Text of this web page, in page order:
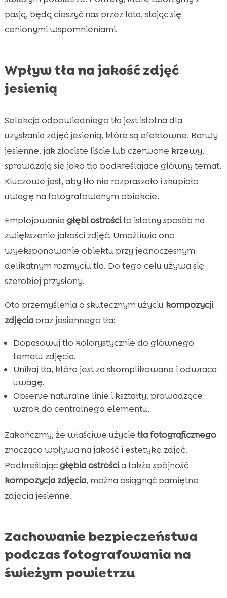
pasją, będą cieszyć nas przez lata, stając się
cenionymi wspomnieniami.
Wpływ tła na jakość zdjęć
jesienią
Selekcja odpowiedniego tła jest istotna dla
uzyskania zdjęć jesienią, które są efektowne. Barwy
jesienne, jak złociste liście lub czerwone krzewy,
sprawdzają się jako tło podkreślające główny temat.
Kluczowe jest, aby tło nie rozpraszało i skupiało
uwagę na fotografowanym obiekcie.
Emplojowanie głębi ostrościto istotny sposób na
zwiększenie jakości zdjęć. Umożliwia ono
wyeksponowanie obiektu przy jednoczesnym
delikatnym rozmyciu tła. Do tego celu używa się
szerokiej przysłony.
Oto przemyślenia o skutecznym użyciu kompozycji
zdjęciaoraz jesiennego tła:
Dopasowuj tło kolorystycznie do głównego
tematu zdjęcia.
Unikaj tła, które jest za skomplikowane i odwraca
uwagę.
Observe naturalne linie i kształty, prowadzące
wzrok do centralnego elementu.
Zakończmy, że właściwe użycie tła fotograficznego
znacząco wpływa na jakość i estetykę zdjęć.
Podkreślającgłębia ostrościa także spójność
kompozycja zdjęcia, można osiągnąć pamiętne
zdjęcia jesienne.
Zachowanie bezpieczeństwa
podczas fotografowania na
świeżym powietrzu